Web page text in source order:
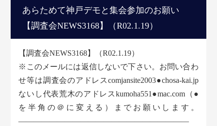
あらためて神戸デモと集会参加のお願い
【調査会NEWS3168】（R02.1.19）
【調査会NEWS3168】（R02.1.19）
※このメールには返信しないで下さい。お問い合わ
せ等は調査会のアドレスcomjansite2003●chosa-kai.jp
ないし代表荒木のアドレスkumoha551●mac.com（●
を半角の＠に変える）までお願いします。
——————————————————————